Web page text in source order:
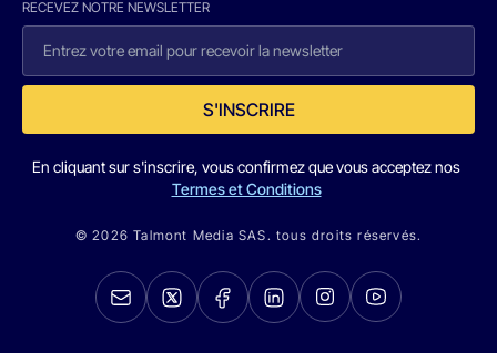
RECEVEZ NOTRE NEWSLETTER
S'INSCRIRE
En cliquant sur s'inscrire, vous confirmez que vous acceptez nos
Termes et Conditions
© 2026 Talmont Media SAS. tous droits réservés.